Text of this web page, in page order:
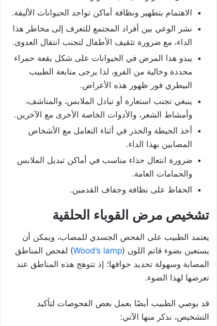
الاهتمام بتطهير ونظافة أماكن تواجد الحيوانات الأليفة.
نشر الوعي بين أفراد المجتمع للتعرف إلى مخاطر هذا
الداء، مع ضرورة تثقيف الأطفال لتجنب انتقال العدوى.
يبدو هذا المرض في الحيوانات على شكل بقعة حمراء
محددة وخالية من الفرو، لذا يرجى متابعة الطبيب
البيطري فور ظهور هذه الأعراض.
ينبغي تجنب استعارة أو تبادل الملابس، والمناشف،
وأمشاط الشعر، والأدوات الخاصة الأخرى مع الآخرين.
أخذ الحيطة والحذر في أثناء التعامل مع الأشخاص
المصابين بهذا الداء.
ضرورة انتعال حذاء مناسب في أماكن تبديل الملابس
والحمامات العامة.
الحفاظ على نظافة وجفاف القدمين.
تشخيص مرض القوباء الحلقية
يعتمد الطبيب على الفحص الجسدي للمصاب، ويمكن أن
يستعين بضوء قاتم اللون (Wood’s lamp) لفحص المناطق
المصابة وسهولة تحديد حوافها؛ إذ تتوهج هذه المناطق عند
تعرضها لهذا الضوء.
قد يوصي الطبيب أيضًا بعمل بعض الفحوصات لتأكيد
التشخيص، نذكر منها الآتي: